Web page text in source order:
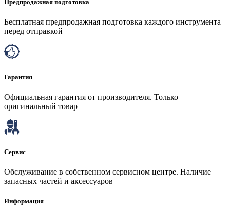
Предпродажная подготовка
Бесплатная предпродажная подготовка каждого инструмента
перед отправкой
Гарантия
Официальная гарантия от производителя. Только
оригинальный товар
Сервис
Обслуживание в собственном сервисном центре. Наличие
запасных частей и аксессуаров
Информация